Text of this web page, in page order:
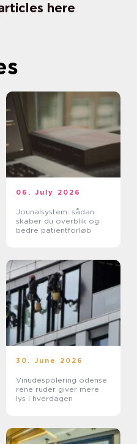
here
06. July 2026
Jounalsystem: sådan
skaber du overblik og
bedre patientforløb
30. June 2026
Vinudespolering odense
rene ruder giver mere
lys i hverdagen